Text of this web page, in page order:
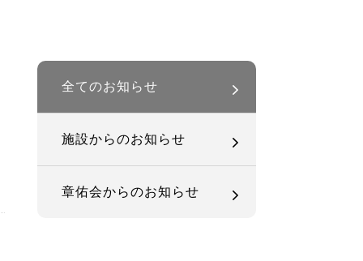
全てのお知らせ
施設からのお知らせ
章佑会からのお知らせ